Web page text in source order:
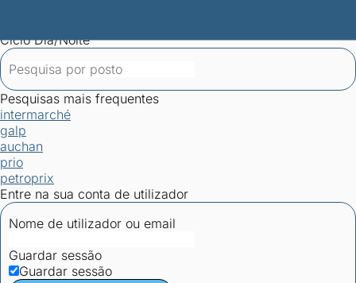
Ciclo Dia/Noite
Pesquisas mais frequentes
intermarché
galp
auchan
prio
petroprix
Entre na sua conta de utilizador
Nome de utilizador ou email
Guardar sessão
Guardar sessão